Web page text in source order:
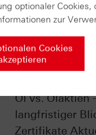
Öl vs. Ölaktien
langfristiger
Zertifikate
optionaler
zur
Cookies